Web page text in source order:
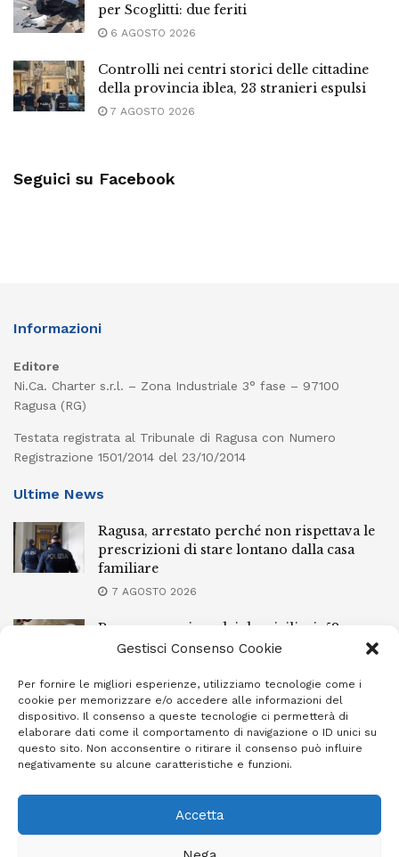
Gestisci Consenso Cookie
Per fornire le migliori esperienze, utilizziamo tecnologie come i
cookie per memorizzare e/o accedere alle informazioni del
dispositivo. Il consenso a queste tecnologie ci permetterà di
elaborare dati come il comportamento di navigazione o ID unici su
questo sito. Non acconsentire o ritirare il consenso può influire
negativamente su alcune caratteristiche e funzioni.
Accetta
per Scoglitti: due feriti
6 AGOSTO 2026
Controlli nei centri storici delle cittadine
della provincia iblea, 23 stranieri espulsi
7 AGOSTO 2026
Seguici su Facebook
Informazioni
Editore
Ni.Ca. Charter s.r.l. – Zona Industriale 3° fase – 97100
Ragusa (RG)
Testata registrata al Tribunale di Ragusa con Numero
Registrazione 1501/2014 del 23/10/2014
Ultime News
Ragusa, arrestato perché non rispettava le
prescrizioni di stare lontano dalla casa
familiare
7 AGOSTO 2026
Ragusa, spacciava dai domiciliari: 52enne
finisce in carcere
Incendi a Modica, torna in libertà il
marocchino di 23 anni
7 AGOSTO 2026